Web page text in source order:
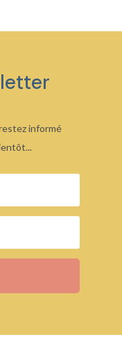
informé